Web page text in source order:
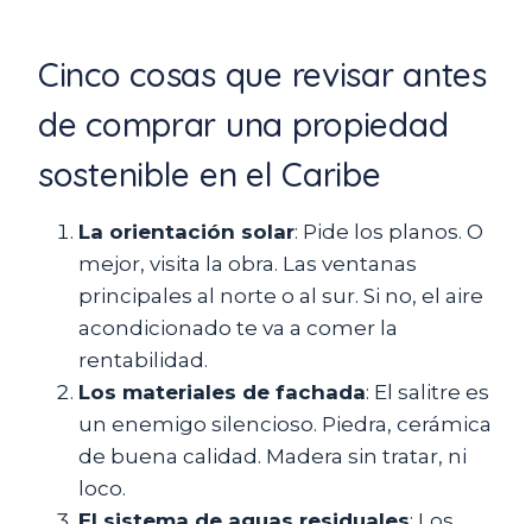
Cinco cosas que revisar antes
de comprar una propiedad
sostenible en el Caribe
La orientación solar: Pide los planos. O
mejor, visita la obra. Las ventanas
principales al norte o al sur. Si no, el aire
acondicionado te va a comer la
rentabilidad.
Los materiales de fachada: El salitre es
un enemigo silencioso. Piedra, cerámica
de buena calidad. Madera sin tratar, ni
loco.